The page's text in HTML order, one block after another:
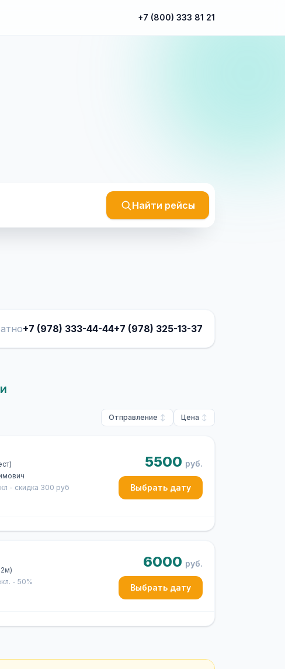
+7 (800) 333 81 21
Найти рейсы
+7 (978) 333-44-44+7 (978) 325-13-37
Отправление Цена
- скидка 300 руб
5500 руб.
Выбрать дату
- 50%
6000 руб.
Выбрать дату